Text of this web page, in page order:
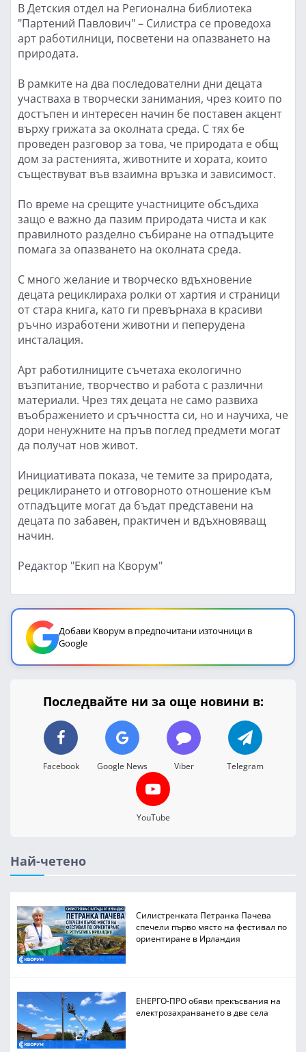
В Детския отдел на Регионална библиотека
"Партений Павлович" – Силистра се проведоха
арт работилници, посветени на опазването на
природата.
В рамките на два последователни дни децата
участваха в творчески занимания, чрез които по
достъпен и интересен начин бе поставен акцент
върху грижата за околната среда. С тях бе
проведен разговор за това, че природата е общ
дом за растенията, животните и хората, които
съществуват във взаимна връзка и зависимост.
По време на срещите участниците обсъдиха
защо е важно да пазим природата чиста и как
правилното разделно събиране на отпадъците
помага за опазването на околната среда.
С много желание и творческо вдъхновение
децата рециклираха ролки от хартия и страници
от стара книга, като ги превърнаха в красиви
ръчно изработени животни и пеперудена
инсталация.
Арт работилниците съчетаха екологично
възпитание, творчество и работа с различни
материали. Чрез тях децата не само развиха
въображението и сръчността си, но и научиха, че
дори ненужните на пръв поглед предмети могат
да получат нов живот.
Инициативата показа, че темите за природата,
рециклирането и отговорното отношение към
отпадъците могат да бъдат представени на
децата по забавен, практичен и вдъхновяващ
начин.
Редактор "Екип на Кворум"
Добави Кворум в предпочитани източници в
Google
Последвайте ни за още новини в:
Facebook Google News Viber Telegram
YouTube
Най-четено
Силистренката Петранка Пачева
спечели първо място на фестивал по
ориентиране в Ирландия
ЕНЕРГО-ПРО обяви прекъсвания на
електрозахранването в две села